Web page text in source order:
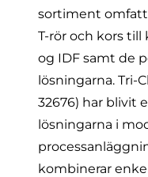
sortiment
T-rör och kors till
og IDF samt de
lösningarna. Tri-
32676) har blivit
lösningarna i
kombinerar